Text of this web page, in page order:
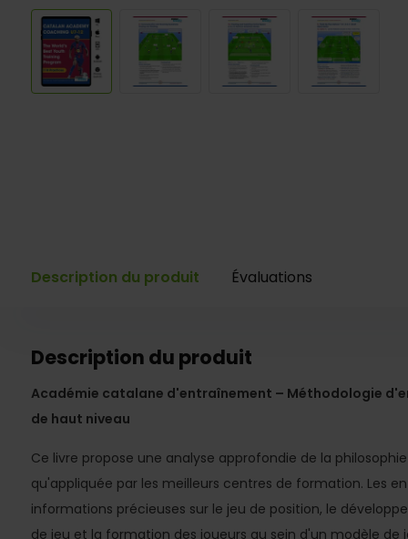
Description du produit Évaluations
Description du produit
Académie catalane d'entraînement – Méthodologie
de haut niveau
Ce livre propose une analyse approfondie de la
qu'appliquée par les meilleurs centres de formation. Les
informations précieuses sur le jeu de position, le
de jeu et la formation des joueurs au sein d'un modèle de